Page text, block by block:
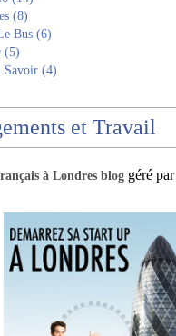
(8)
Bus (6)
(5)
Savoir (4)
et Travail
à Londres blog géré par